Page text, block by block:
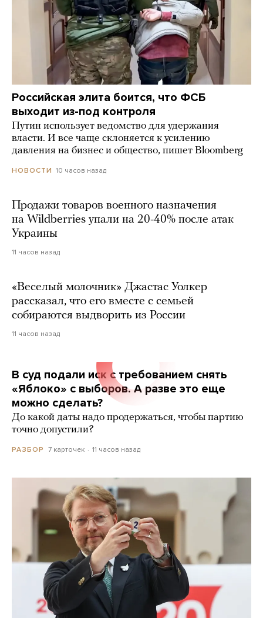
Российская элита боится, что ФСБ
выходит из-под контроля
Путин использует ведомство для удержания
власти. И все чаще склоняется к усилению
давления на бизнес и общество, пишет Bloomberg
НОВОСТИ 10 часов назад
Продажи товаров военного назначения
на Wildberries упали на 20-40% после атак
Украины
11 часов назад
«Веселый молочник» Джастас Уолкер
рассказал, что его вместе с семьей
собираются выдворить из России
11 часов назад
В суд подали иск с требованием снять
«Яблоко» с выборов. А разве это еще
можно сделать?
До какой даты надо продержаться, чтобы партию
точно допустили?
РАЗБОР 7 карточек 11 часов назад